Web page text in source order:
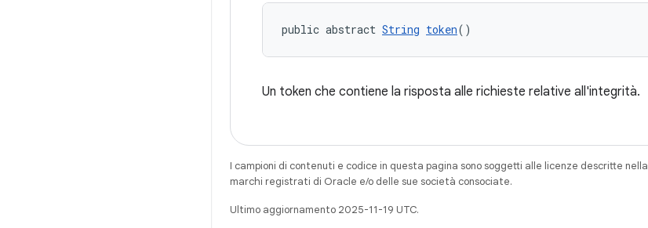
public abstract String token()
Un token che contiene la risposta alle richieste relative all'integrità.
I campioni di contenuti e codice in questa pagina sono soggetti alle licenze descritte nella
marchi registrati di Oracle e/o delle sue società consociate.
Ultimo aggiornamento 2025-11-19 UTC.